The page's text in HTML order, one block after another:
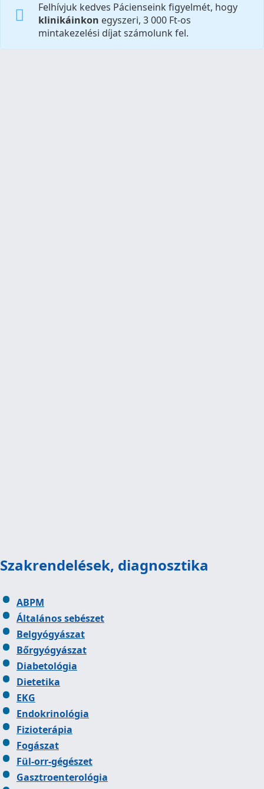
Felhívjuk kedves Pácienseink figyelmét, hogy
klinikáinkon egyszeri, 3 000 Ft-os
mintakezelési díjat számolunk fel.
Szakrendelések, diagnosztika
ABPM
Általános sebészet
Belgyógyászat
Bőrgyógyászat
Diabetológia
Dietetika
EKG
Endokrinológia
Fizioterápia
Fogászat
Fül-orr-gégészet
Gasztroenterológia